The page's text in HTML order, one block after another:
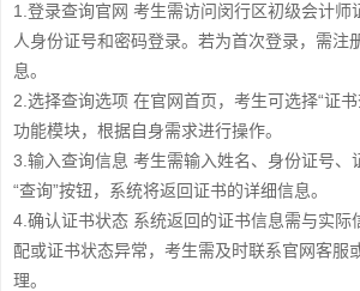
1.登录查询官网 考生需访问闵行区初级会计师
人身份证号和密码登录。若为首次登录，需注
息。
2.选择查询选项 在官网首页，考生可选择“证书
功能模块，根据自身需求进行操作。
3.输入查询信息 考生需输入姓名、身份证号、
“查询”按钮，系统将返回证书的详细信息。
4.确认证书状态 系统返回的证书信息需与实际
配或证书状态异常，考生需及时联系官网客服
理。